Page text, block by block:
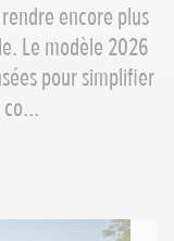
encore plus
Le modèle 2026
pour simplifier